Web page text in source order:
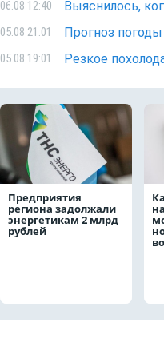
06.08 12:40 Выяснилось,
05.08 21:01 Прогноз
05.08 19:01 Резкое
Предприятия
региона задолжали
энергетикам 2 млрд
рублей